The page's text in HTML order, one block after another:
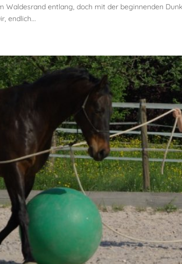
Waldesrand entlang, doch mit der beginnenden
endlich...